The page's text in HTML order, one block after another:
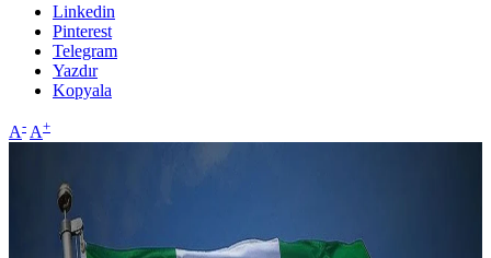
Linkedin
Pinterest
Telegram
Yazdır
Kopyala
A- A+